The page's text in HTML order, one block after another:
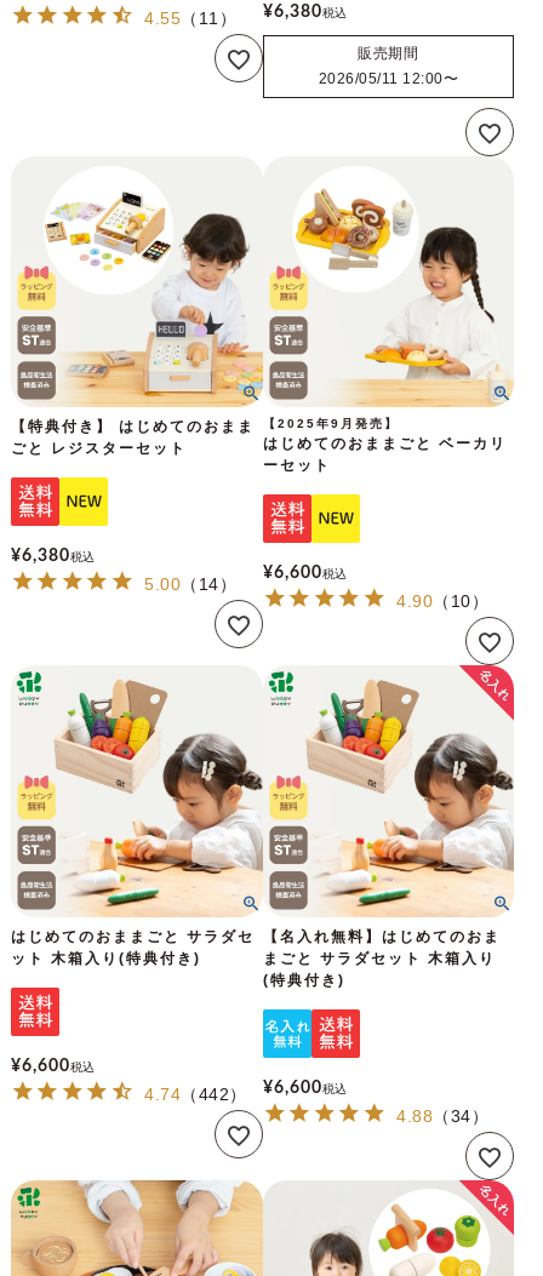
4.55 （ 11 ） ¥6,380税込
販売期間
2026/05/11 12:00〜
【特典付き】 はじめてのおまま
ごと レジスターセット
¥6,380税込
5.00 （ 14）
【2025年9月発売】
はじめてのおままごと ベーカリ
ーセット
¥6,600税込
4.90 （ 10）
はじめてのおままごと サラダセ
ット 木箱入り(特典付き)
¥6,600税込
4.74 （442）
【名入れ無料】はじめてのおま
まごと サラダセット 木箱入り
(特典付き)
¥6,600税込
4.88 （34）